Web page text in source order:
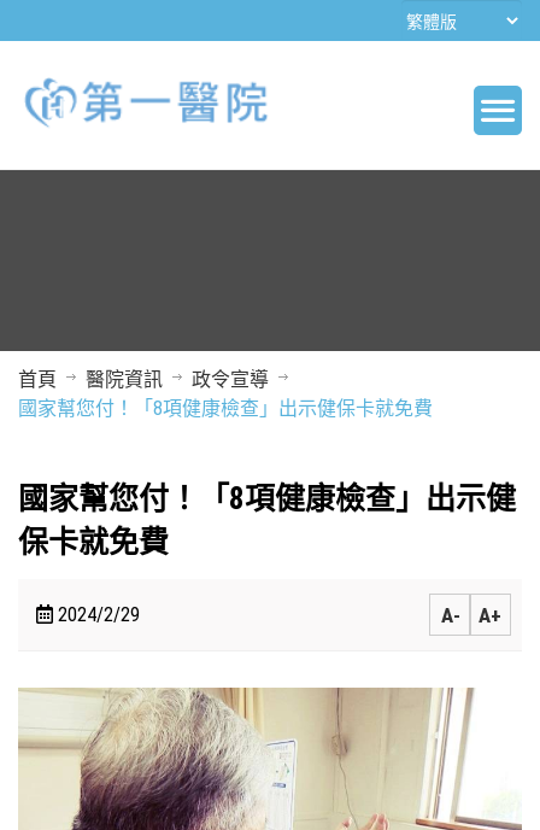
首頁 醫院資訊
政令宣導
國家幫您付！「8項健康檢查」出示健保卡就免費
國家幫您付！「8項健康檢查」出示健
保卡就免費
2024/2/29 A- A+